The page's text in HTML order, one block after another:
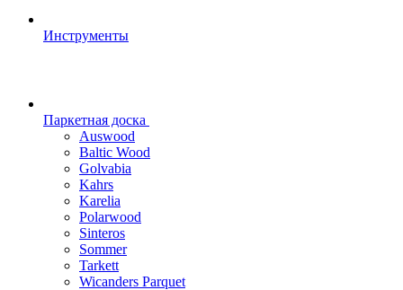
Инструменты
Паркетная доска
Auswood
Baltic Wood
Golvabia
Kahrs
Karelia
Polarwood
Sinteros
Sommer
Tarkett
Wicanders Parquet